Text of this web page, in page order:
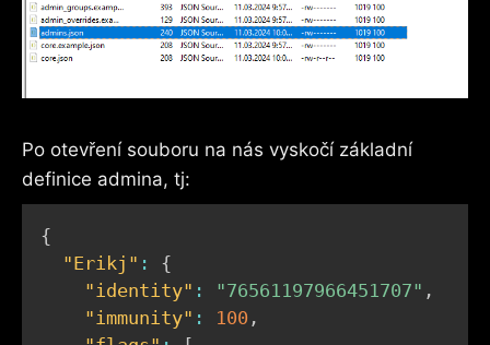
Po otevření souboru na nás vyskočí základní
definice admina, tj:
{
"Erikj" :
{
"identity" : "76561197966451707" ,
"immunity" : 100 ,